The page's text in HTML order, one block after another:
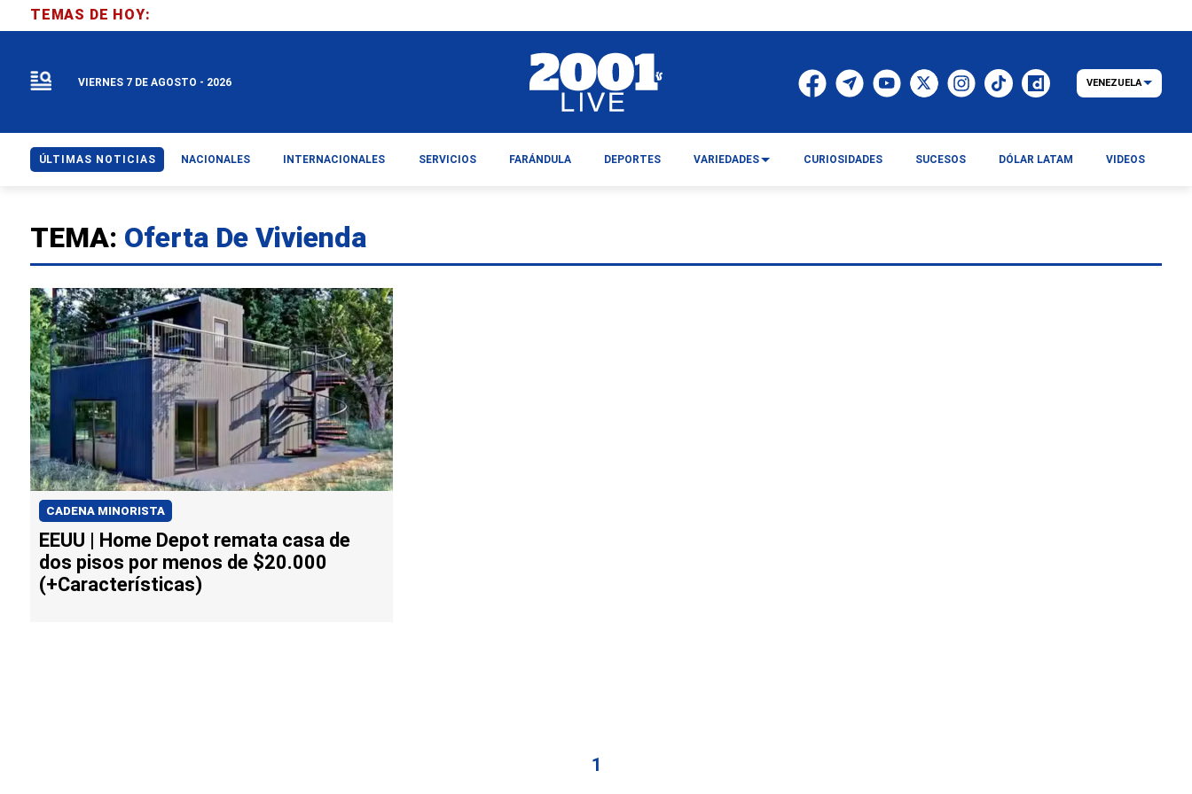
TEMA: Oferta De Vivienda
CADENA MINORISTA
EEUU | Home Depot remata casa de
dos pisos por menos de $20.000
(+Características)
1
TEMAS DE HOY:
VIERNES 7 DE AGOSTO - 2026 VENEZUELA
ÚLTIMAS NOTICIAS NACIONALES INTERNACIONALES SERVICIOS FARÁNDULA DEPORTES VARIEDADES CURIOSIDADES SUCESOS DÓLAR LATAM VIDEOS